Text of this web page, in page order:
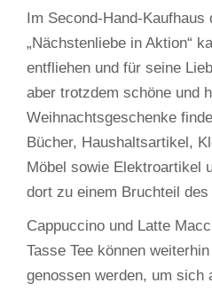
Im Second-Hand-Kaufhaus
„Nächstenliebe in Aktion“
entfliehen und für seine
aber trotzdem schöne und
Weihnachtsgeschenke
Bücher, Haushaltsartikel,
Möbel sowie Elektroartikel
dort zu einem Bruchteil
Cappuccino und Latte
Tasse Tee können
genossen werden, um sich